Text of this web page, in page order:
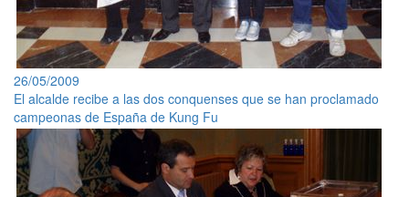
26/05/2009
El alcalde recibe a las dos conquenses que se han proclamado
campeonas de España de Kung Fu